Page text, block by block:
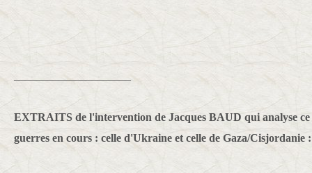
EXTRAITS de l'intervention de Jacques BAUD qui analyse ce
guerres en cours : celle d'Ukraine et celle de Gaza/Cisjordanie :